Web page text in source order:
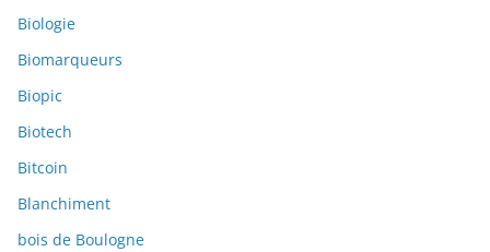
Biologie
Biomarqueurs
Biopic
Biotech
Bitcoin
Blanchiment
bois de Boulogne